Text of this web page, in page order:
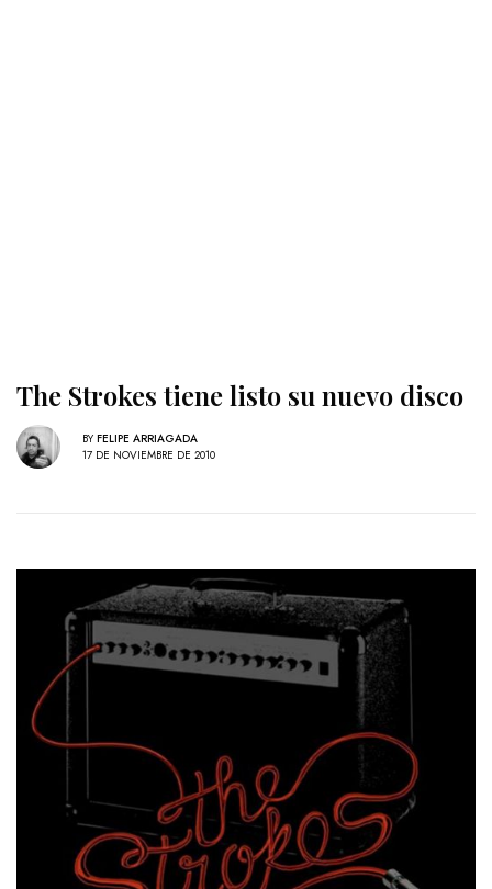
The Strokes tiene listo su nuevo disco
BY FELIPE ARRIAGADA
17 DE NOVIEMBRE DE 2010